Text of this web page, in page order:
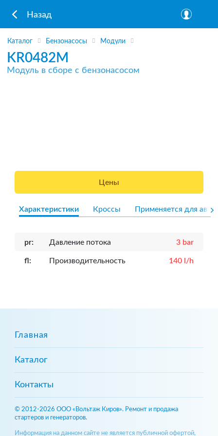
Назад
Каталог Бензонасосы Модули
KR0482M
Модуль в сборе с бензонасосом
Цены
Характеристики Кроссы Применяется для авто
pr: Давление потока 3 bar
fl: Производительность 140 l/h
Главная
Каталог
Контакты
© 2012-2026 ООО «Вольтаж Киров». Ремонт и продажа
стартеров и генераторов.
Информация на данном сайте не является публичной офертой,